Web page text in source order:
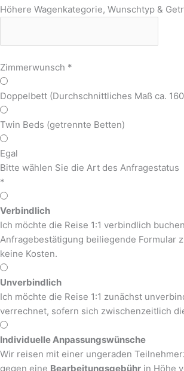
Höhere Wagenkategorie, Wunschtyp &
Zimmerwunsch *
Doppelbett (Durchschnittliches Maß ca.
Twin Beds (getrennte Betten)
Egal
Bitte wählen Sie die Art des Anfragestatus
*
Verbindlich
Ich möchte die Reise 1:1 verbindlich
Anfragebestätigung beiliegende Formular
keine Kosten.
Unverbindlich
Ich möchte die Reise 1:1 zunächst
verrechnet, sofern sich zwischenzeitlich
Individuelle Anpassungswünsche
Wir reisen mit einer ungeraden
gegen eine Bearbeitungsgebühr in Höhe